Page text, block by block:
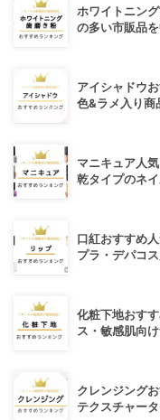
ホワイトニン
の多い市販品
アイシャドウ
色&ラメ入り商
マニキュア人
乾タイプのネ
口紅おすすめ
プラ・デパコ
化粧下地おす
ス・敏感肌向
クレンジング
テクスチャー